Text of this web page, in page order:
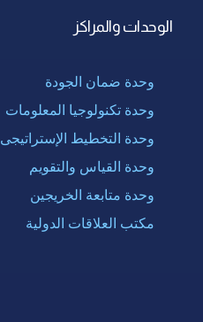
الوحدات والمراكز
وحدة ضمان الجودة
وحدة تكنولوجيا المعلومات
وحدة التخطيط الإستراتيجى
وحدة القياس والتقويم
وحدة متابعة الخريجين
مكتب العلاقات الدولية